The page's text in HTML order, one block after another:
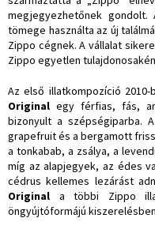
megjegyezhetőnek gondolt.
tömege használta az új
Zippo cégnek. A vállalat
Zippo egyetlen
Az első illatkompozíció
Original egy férfias, fás,
bizonyult a szépségiparba.
grapefruit és a bergamott
a tonkabab, a zsálya, a
míg az alapjegyek, az édes
cédrus kellemes lezárást
Original a többi Zippo
öngyújtóformájú